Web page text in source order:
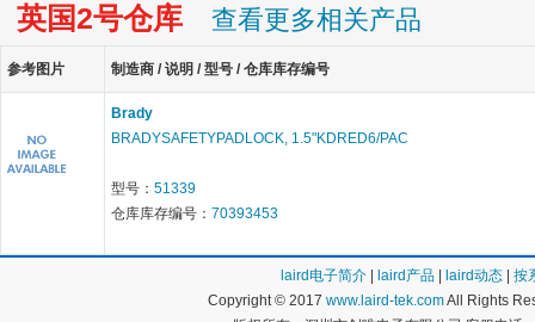
英国2号仓库 查看更多相关产品
参考图片 制造商 / 说明 / 型号 / 仓库库存编号
Brady
BRADYSAFETYPADLOCK, 1.5"KDRED6/PAC
型号： 51339
仓库库存编号： 70393453
laird电子简介 laird产品 laird动态
按
Copyright © 2017 www.laird-tek.comAll Rights